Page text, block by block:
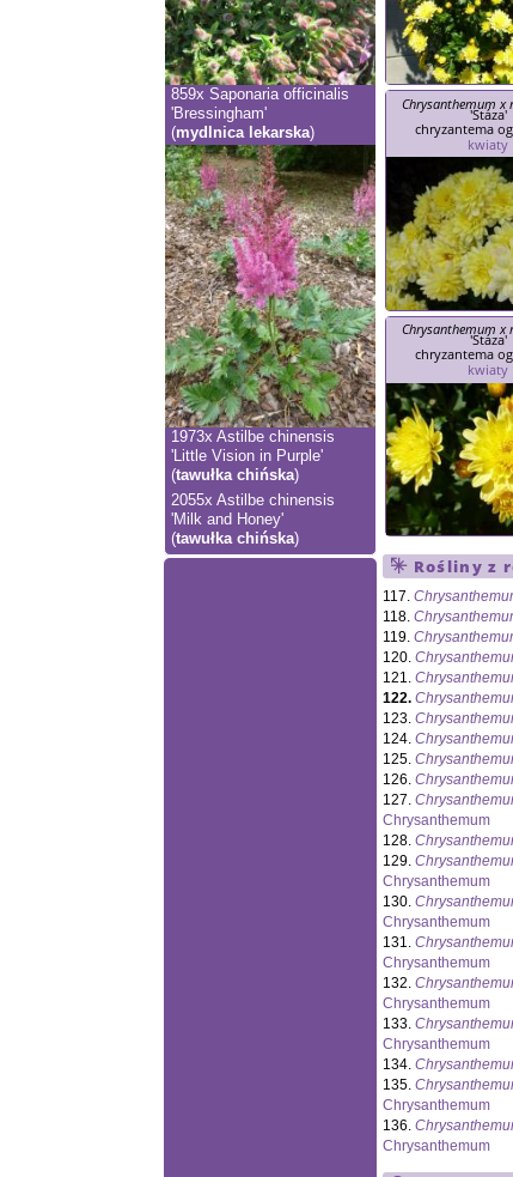
Chrysanthemum x
'Stáza'
chryzantema
kwiaty
Chrysanthemum x
'Stáza'
chryzantema
kwiaty
Rośliny z
117.
118.
119.
120.
121.
122.
123.
124.
125.
126.
127.
Chrysanthemum
128.
129.
Chrysanthemum
130.
Chrysanthemum
131.
Chrysanthemum
132.
Chrysanthemum
133.
Chrysanthemum
134.
135.
Chrysanthemum
136.
Chrysanthemum
859x Saponaria officinalis
'Bressingham'
(mydlnica lekarska)
1973x Astilbe chinensis
'Little Vision in Purple'
(tawułka chińska)
2055x Astilbe chinensis
'Milk and Honey'
(tawułka chińska)